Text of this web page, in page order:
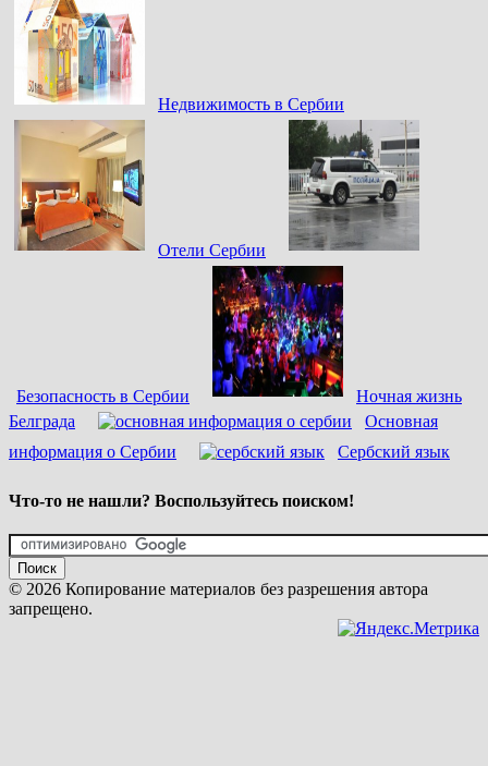
Недвижимость в Сербии
Отели Сербии
Безопасность в Сербии
Ночная жизнь
Белграда
Основная
информация о Сербии
Сербский язык
Что-то не нашли? Воспользуйтесь поиском!
© 2026 Копирование материалов без разрешения автора
запрещено.